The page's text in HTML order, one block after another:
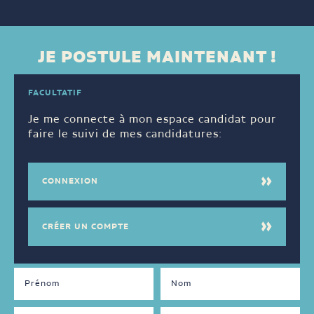
JE POSTULE MAINTENANT !
FACULTATIF
Je me connecte à mon espace candidat pour
faire le suivi de mes candidatures:
CONNEXION
CRÉER UN COMPTE
PARLÉES
Français